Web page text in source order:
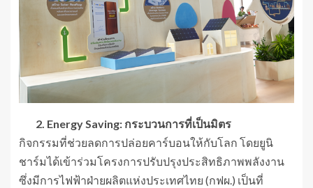
2. Energy Saving: กระบวนการที่เป็นมิตร
กิจกรรมที่ช่วยลดการปล่อยคาร์บอนให้กับโลก โดยยูนิ
ชาร์มได้เข้าร่วมโครงการปรับปรุงประสิทธิภาพพลังงาน
ซึ่งมีการไฟฟ้าฝ่ายผลิตแห่งประเทศไทย (กฟผ.) เป็นที่